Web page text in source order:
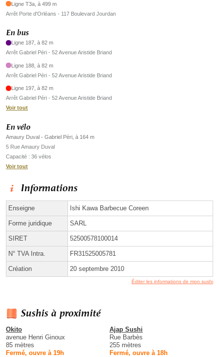
Ligne T3a, à 499 m
Arrêt Porte d'Orléans - 117 Boulevard Jourdan
En bus
Ligne 187, à 82 m
Arrêt Gabriel Péri - 52 Avenue Aristide Briand
Ligne 188, à 82 m
Arrêt Gabriel Péri - 52 Avenue Aristide Briand
Ligne 197, à 82 m
Arrêt Gabriel Péri - 52 Avenue Aristide Briand
Voir tout
En vélo
Amaury Duval - Gabriel Péri, à 164 m
5 Rue Amaury Duval
Capacité : 36 vélos
Voir tout
Informations
Enseigne Ishi Kawa Barbecue Coreen
Forme juridique SARL
SIRET 52500578100014
N° TVA Intra. FR31525005781
Création 20 septembre 2010
Éditer les informations de mon sushi
Sushis à proximité
Okito
avenue Henri Ginoux
85 mètres
Fermé, ouvre à 19h
Ajap Sushi
Rue Barbès
255 mètres
Fermé, ouvre à 18h